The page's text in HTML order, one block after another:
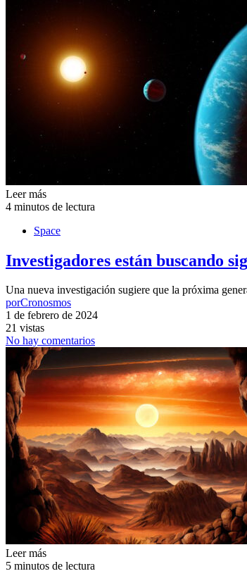
Leer más
4 minutos de lectura
Space
Investigadores están buscando
Una nueva investigación sugiere que la próxima
porCronosmos
1 de febrero de 2024
21 vistas
No hay comentarios
Leer más
5 minutos de lectura